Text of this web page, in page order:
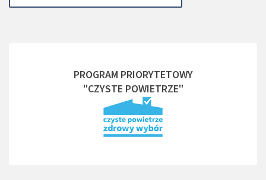
PROGRAM PRIORYTETOWY
"CZYSTE POWIETRZE"